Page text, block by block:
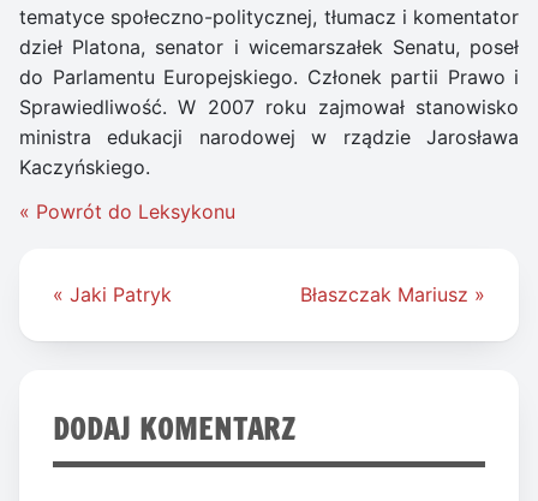
tematyce społeczno-politycznej, tłumacz i komentator
dzieł Platona, senator i wicemarszałek Senatu, poseł
do Parlamentu Europejskiego. Członek partii Prawo i
Sprawiedliwość. W 2007 roku zajmował stanowisko
ministra edukacji narodowej w rządzie Jarosława
Kaczyńskiego.
« Powrót do Leksykonu
Nawigacja
« Jaki Patryk Błaszczak Mariusz »
DODAJ KOMENTARZ